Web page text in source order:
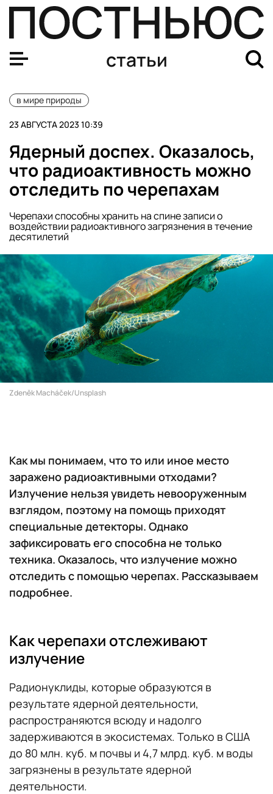
статьи
в мире природы
23 АВГУСТА 2023 10:39
Ядерный доспех. Оказалось,
что радиоактивность можно
отследить по черепахам
Черепахи способны хранить на спине записи о
воздействии радиоактивного загрязнения в течение
десятилетий
Zdeněk Macháček/Unsplash
Как мы понимаем, что то или иное место
заражено радиоактивными отходами?
Излучение нельзя увидеть невооруженным
взглядом, поэтому на помощь приходят
специальные детекторы. Однако
зафиксировать его способна не только
техника. Оказалось, что излучение можно
отследить с помощью черепах. Рассказываем
подробнее.
Как черепахи отслеживают
излучение
Радионуклиды, которые образуются в
результате ядерной деятельности,
распространяются всюду и надолго
задерживаются в экосистемах. Только в США
до 80 млн. куб. м почвы и 4,7 млрд. куб. м воды
загрязнены в результате ядерной
деятельности.
В московских парках заметили лисят. Почему это